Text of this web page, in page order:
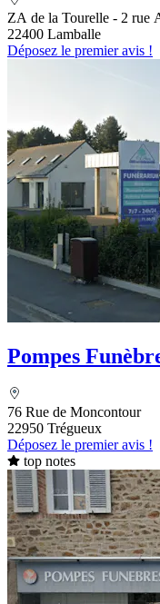
ZA de la Tourelle - 2 rue
22400 Lamballe
Déposez le premier avis !
Pompes
76 Rue de Moncontour
22950 Trégueux
Déposez le premier avis !
top notes